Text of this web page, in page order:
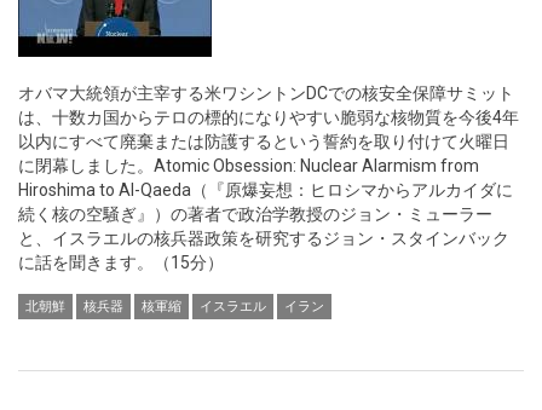
オバマ大統領が主宰する米ワシントンDCでの核安全保障サミット
は、十数カ国からテロの標的になりやすい脆弱な核物質を今後4年
以内にすべて廃棄または防護するという誓約を取り付けて火曜日
に閉幕しました。Atomic Obsession: Nuclear Alarmism from
Hiroshima to Al-Qaeda（『原爆妄想：ヒロシマからアルカイダに
続く核の空騒ぎ』）の著者で政治学教授のジョン・ミューラー
と、イスラエルの核兵器政策を研究するジョン・スタインバック
に話を聞きます。（15分）
北朝鮮 核兵器 核軍縮 イスラエル イラン